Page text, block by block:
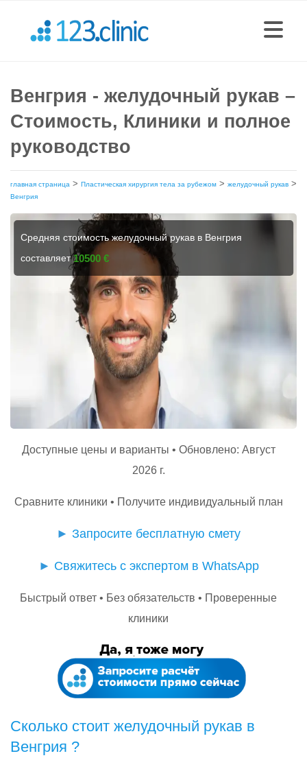
Венгрия - желудочный рукав –
Стоимость, Клиники и полное
руководство
главная страница > Пластическая хирургия тела за рубежом > желудочный рукав >
Венгрия
Средняя стоимость желудочный рукав в Венгрия
составляет10500 €
Доступные цены и варианты • Обновлено: Август
2026 г.
Сравните клиники • Получите индивидуальный план
► Запросите бесплатную смету
► Свяжитесь с экспертом в WhatsApp
Быстрый ответ • Без обязательств • Проверенные
клиники
Сколько стоит желудочный рукав в
Венгрия ?